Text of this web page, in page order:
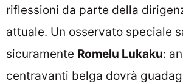
riflessioni da parte della
attuale. Un osservato speciale
sicuramente Romelu Lukaku:
centravanti belga dovrà